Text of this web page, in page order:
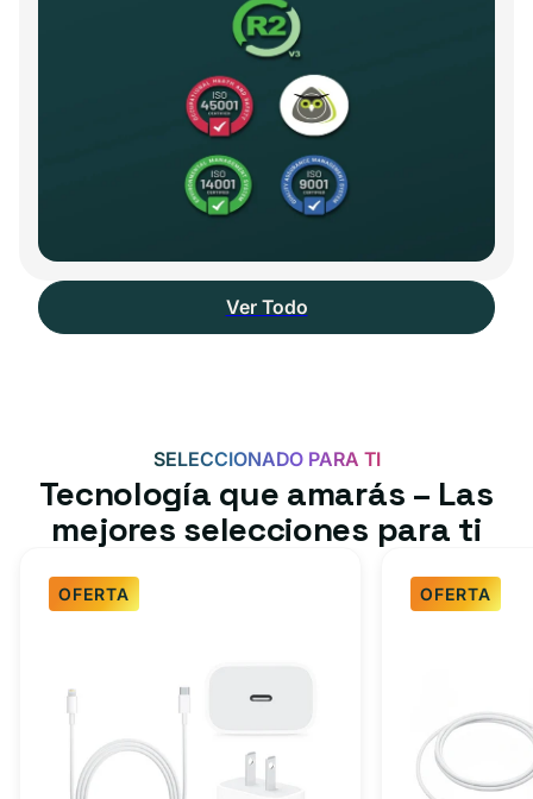
Ver Todo
SELECCIONADO PARA TI
Tecnología que amarás – Las
mejores selecciones para ti
OFERTA
para
OFERTA
rápido
USB-